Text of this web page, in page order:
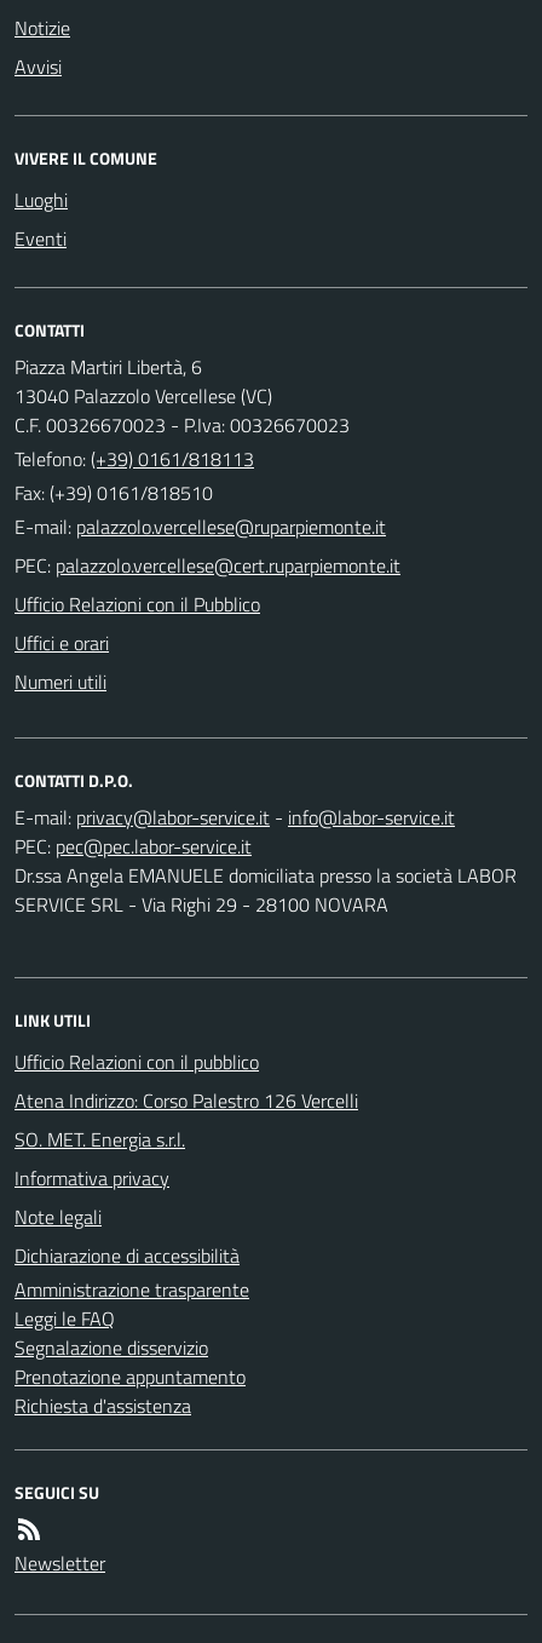
Notizie
Avvisi
VIVERE IL COMUNE
Luoghi
Eventi
CONTATTI
Piazza Martiri Libertà, 6
13040 Palazzolo Vercellese (VC)
C.F. 00326670023 - P.Iva: 00326670023
Telefono:(+39) 0161/818113
Fax: (+39) 0161/818510
E-mail:
PEC:
Ufficio Relazioni con il Pubblico
Uffici e orari
Numeri utili
CONTATTI D.P.O.
E-mail:
-
PEC:
Dr.ssa Angela EMANUELE domiciliata presso la società LABOR
SERVICE SRL - Via Righi 29 - 28100 NOVARA
LINK UTILI
Ufficio Relazioni con il pubblico
Atena Indirizzo: Corso Palestro 126 Vercelli
SO. MET. Energia s.r.l.
Informativa privacy
Note legali
Dichiarazione di accessibilità
Amministrazione trasparente
Leggi le FAQ
Segnalazione disservizio
Prenotazione appuntamento
Richiesta d'assistenza
SEGUICI SU
Newsletter